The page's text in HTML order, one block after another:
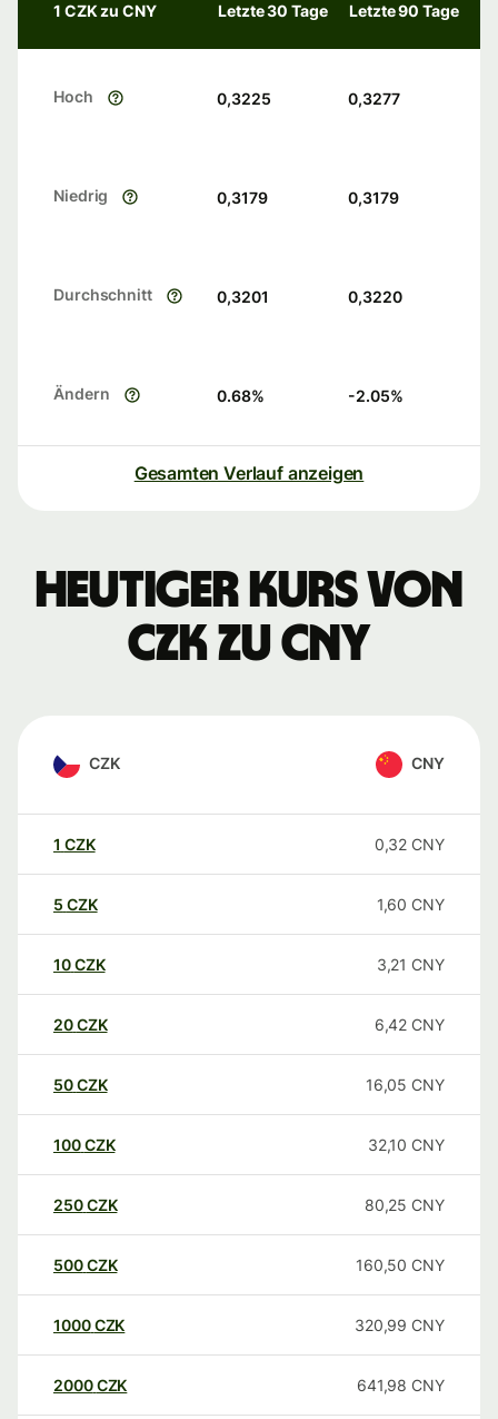
1 CZK zu CNY Letzte 30 Tage Letzte 90 Tage
Hoch 0,3225 0,3277
Niedrig 0,3179 0,3179
Durchschnitt 0,3201 0,3220
Ändern 0.68% -2.05%
Gesamten Verlauf anzeigen
Heutiger Kurs von
CZK zu CNY
CZK CNY
1 CZK 0,32 CNY
5 CZK 1,60 CNY
10CZK 3,21 CNY
20CZK 6,42 CNY
50CZK 16,05 CNY
100CZK 32,10 CNY
250CZK 80,25 CNY
500CZK 160,50 CNY
1000CZK 320,99 CNY
2000CZK 641,98 CNY